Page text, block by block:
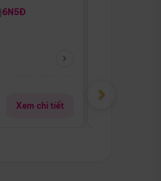
6N5Đ
Xem chi tiết
Giá từ:
›